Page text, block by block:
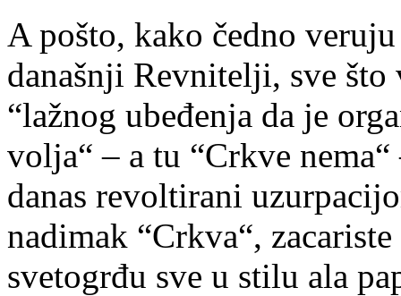
A pošto, kako čedno
današnji Revnitelji, sve
“lažnog ubeđenja da je
volja“ – a tu “Crkve
danas revoltirani
nadimak “Crkva“,
svetogrđu sve u stilu ala